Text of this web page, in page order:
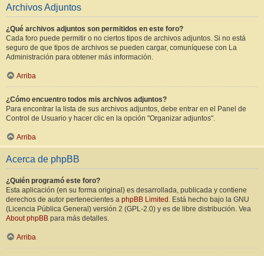
Archivos Adjuntos
¿Qué archivos adjuntos son permitidos en este foro?
Cada foro puede permitir o no ciertos tipos de archivos adjuntos. Si no está
seguro de que tipos de archivos se pueden cargar, comuníquese con La
Administración para obtener más información.
Arriba
¿Cómo encuentro todos mis archivos adjuntos?
Para encontrar la lista de sus archivos adjuntos, debe entrar en el Panel de
Control de Usuario y hacer clic en la opción "Organizar adjuntos".
Arriba
Acerca de phpBB
¿Quién programó este foro?
Esta aplicación (en su forma original) es desarrollada, publicada y contiene
derechos de autor pertenecientes a phpBB Limited . Está hecho bajo la GNU
(Licencia Pública General) versión 2 (GPL-2.0) y es de libre distribución. Vea
About phpBB para más detalles.
Arriba